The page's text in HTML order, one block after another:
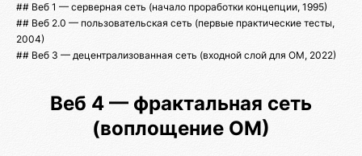
## Веб 1 — серверная сеть (начало проработки концепции, 1995)
## Веб 2.0 — пользовательская сеть (первые практические тесты,
2004)
## Веб 3 — децентрализованная сеть (входной слой для ОМ, 2022)
Веб 4 — фрактальная сеть
(воплощение ОМ)